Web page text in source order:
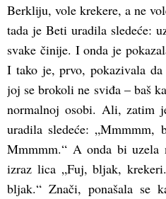
Berkliju, vole krekere, a ne
tada je Beti uradila sledeće:
svake činije. I onda je
I tako je, prvo, pokazivala
joj se brokoli ne sviđa – baš
normalnoj osobi. Ali, zatim
uradila sledeće: „Mmmmm,
Mmmmm.“ A onda bi
izraz lica „Fuj, bljak,
bljak.“ Znači, ponašala se